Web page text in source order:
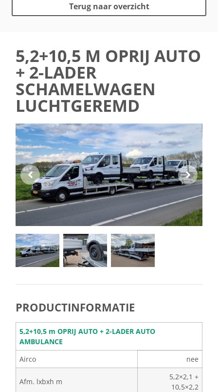
Terug naar overzicht
5,2+10,5 M OPRIJ AUTO
+ 2-LADER
SCHAMELWAGEN
LUCHTGEREMD
PRODUCTINFORMATIE
5,2+10,5 m OPRIJ AUTO + 2-LADER AUTO
AMBULANCE
Airco
nee
Afm. lxbxh m
5,2×2,1 +
10,5×2,2